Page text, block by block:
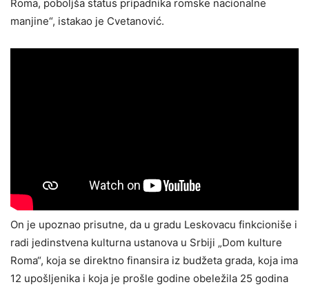
Roma, poboljša status pripadnika romske nacionalne
manjine“, istakao je Cvetanović.
On je upoznao prisutne, da u gradu Leskovacu finkcioniše i
radi jedinstvena kulturna ustanova u Srbiji „Dom kulture
Roma“, koja se direktno finansira iz budžeta grada, koja ima
12 upošljenika i koja je prošle godine obeležila 25 godina